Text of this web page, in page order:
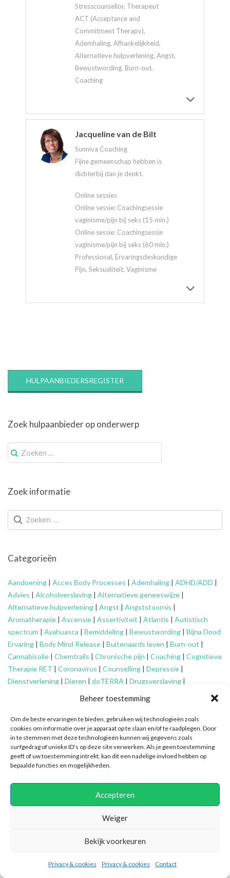
Beheer toestemming
Om de beste ervaringen te bieden, gebruiken wij technologieën zoals
cookies om informatie over je apparaat op te slaan en/of te raadplegen. Door
in te stemmen met deze technologieën kunnen wij gegevens zoals
surfgedrag of unieke ID's op deze site verwerken. Als je geen toestemming
geeft of uw toestemming intrekt, kan dit een nadelige invloed hebben op
bepaalde functies en mogelijkheden.
Accepteren
Weiger
Bekijk voorkeuren
Privacy & cookies Privacy & cookies Contact
Stresscounsellor, Therapeut
ACT (Acceptance and
Commitment Therapy),
Ademhaling, Afhankelijkheid,
Alternatieve hulpverlening, Angst,
Bewustwording, Burn-out,
Coaching
Jacqueline van de Bilt
Sunniva Coaching
Fijne gemeenschap hebben is
dichterbij dan je denkt.
Online sessies
Online sessie: Coachingsessie
vaginisme/pijn bij seks (15 min.)
Online sessie: Coachingsessie
vaginisme/pijn bij seks (60 min.)
Professional, Ervaringsdeskundige
Pijn, Seksualiteit, Vaginisme
HULPAANBIEDERSREGISTER
Zoek hulpaanbieder op onderwerp
Zoek
naar:
Zoek informatie
Categorieën
Aandoening | Acces Body Processes | Ademhaling | ADHD/ADD |
Advies | Alcoholverslaving | Alternatieve geneeswijze |
Alternatieve hulpverlening | Angst | Angststoornis |
Aromatherapie | Ascensie | Assertiviteit | Atlantis | Autistisch
spectrum | Ayahuasca | Bemiddeling | Bewustwording | Bijna Dood
Ervaring | Body Mind Release | Buitenaards leven | Burn-out |
Cannabisolie | Chemtrails | Chronische pijn | Coaching | Cognitieve
Therapie RET | Coronavirus | Counselling | Depressie |
Dienstverlening | Dieren | doTERRA | Drugsverslaving |
Engelen |
Familie-opstellingen
Financieel advies ouderen|Financiële problemen|Financiën
Fytotherapie|Gameverslaving|Gedragsproblemen|Geheime
genootschappen|Geluk|Gescheiden ouders|Gidsen|
Graancirkels|Grenzen aangeven|Grenzen stellen|Healing|
Hiernamaals|Hooggevoeligheid/HSP
|Kleptomanie
Mindfulness|Mishandeling|Narcisme|Natuurlijke verzorging|
Ondersteuning
Overspannenheid|Paniekaanvallen
|Praktische ondersteuning|Pubers|Quantum